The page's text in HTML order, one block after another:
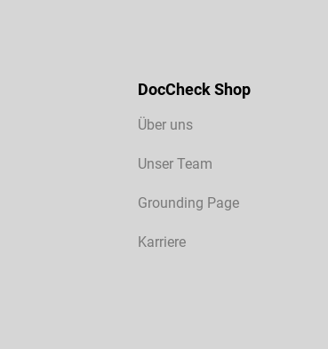
DocCheck Shop
Über uns
Unser Team
Grounding Page
Karriere